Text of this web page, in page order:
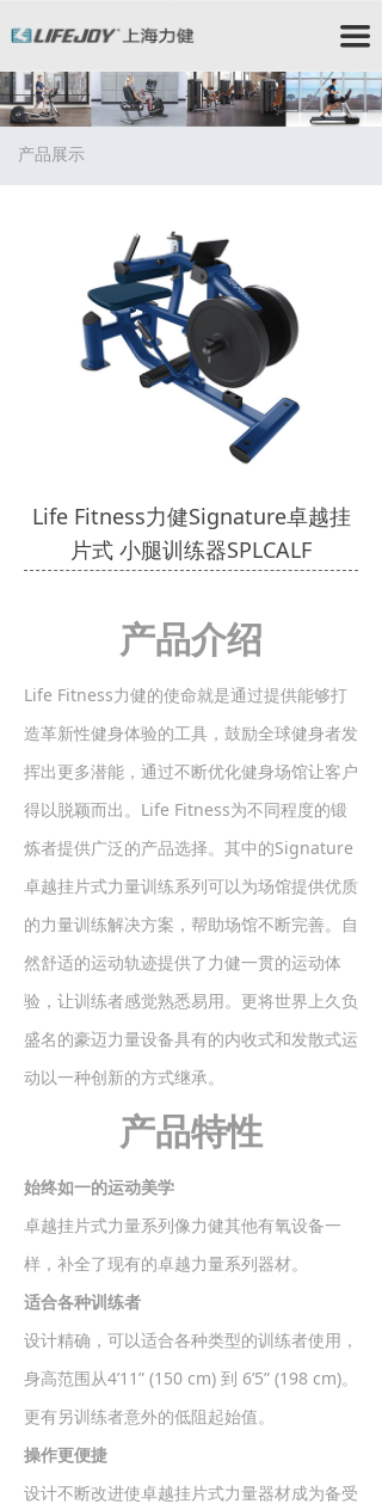
끀
驰跑步机/StarTrac跑步机/星驰健身器材/赛佰斯/赛佰斯
跑步机/CYBEX/赛佰斯健身器材/力健器械/力健
机/Lifefitness健身器材/时保雅跑步机/SportsArt跑步机/
时保雅健身器材/时保雅康复器材/时保雅康复设备
Life Fitness力健Signature卓越挂
片式 小腿训练器SPLCALF
产品介绍
Life Fitness力健的使命就是通过提供能够打
造革新性健身体验的工具，鼓励全球健身者发
挥出更多潜能，通过不断优化健身场馆让客户
得以脱颖而出。Life Fitness为不同程度的锻
炼者提供广泛的产品选择。其中的Signature
卓越挂片式力量训练系列可以为场馆提供优质
的力量训练解决方案，帮助场馆不断完善。自
然舒适的运动轨迹提供了力健一贯的运动体
验，让训练者感觉熟悉易用。更将世界上久负
盛名的豪迈力量设备具有的内收式和发散式运
动以一种创新的方式继承。
产品特性
始终如一的运动美学
卓越挂片式力量系列像力健其他有氧设备一
样，补全了现有的卓越力量系列器材。
适合各种训练者
设计精确，可以适合各种类型的训练者使用，
身高范围从4’11” (150 cm) 到 6’5” (198 cm)。
更有另训练者意外的低阻起始值。
操作更便捷
设计不断改进使卓越挂片式力量器材成为备受
产品展示